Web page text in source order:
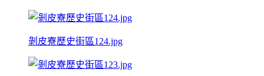
剝皮寮歷史街區124.jpg